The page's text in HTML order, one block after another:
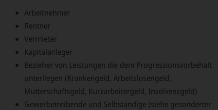
Arbeitnehmer
Rentner
Vermieter
Kapitalanleger
Bezieher von Leistungen die dem Progressionsvorbehalt
unterliegen (Krankengeld, Arbeitslosengeld,
Mutterschaftsgeld, Kurzarbeitergeld, Insolvenzgeld)
Gewerbetreibende und Selbständige (siehe gesonderter